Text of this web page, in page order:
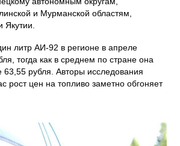
и Мурманской областям,
Якутии.
литр АИ-92 в регионе в апреле
тогда как в среднем по стране она
63,55 рубля. Авторы исследования
рост цен на топливо заметно обгоняет